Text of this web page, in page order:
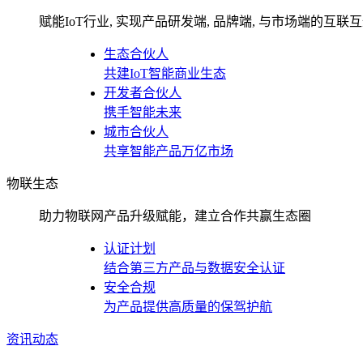
赋能IoT行业, 实现产品研发端, 品牌端, 与市场端的互联
生态合伙人
共建IoT智能商业生态
开发者合伙人
携手智能未来
城市合伙人
共享智能产品万亿市场
物联生态
助力物联网产品升级赋能，建立合作共赢生态圈
认证计划
结合第三方产品与数据安全认证
安全合规
为产品提供高质量的保驾护航
资讯动态